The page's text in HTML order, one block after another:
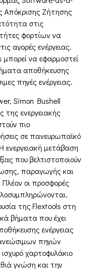
Απόκρισης Ζήτησης
στις
φορτίων να
αγορές ενέργειας.
να εφαρμοστεί
αποθήκευσης
πηγές ενέργειας.
Simon Bushell
της ενεργειακής
πιο
σε πανευρωπαϊκό
ενεργειακή μετάβαση
που βελτιστοποιούν
παραγωγής και
οι προσφορές
της Flextools στη
βήματα που έχει
ενέργειας
πηγών
χαρτοφυλάκιο
γνώση και την